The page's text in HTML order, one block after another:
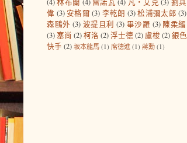
偉 (3)安格爾 (3) 李乾朗 (3)松浦彌太郎 (3)
森鷗外 (3) 波提且利 (3) 畢沙羅 (3) 陳柔縉
(3)塞尚 (2)柯洛 (2)浮士德 (2) 盧梭 (2)銀色
快手 (2) 坂本龍馬 (1) 席德進 (1) 蔣勳 (1)